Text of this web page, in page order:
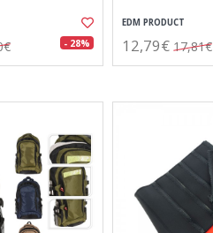
- 28%
EDM PRODUCT
12,79€ 17,81€